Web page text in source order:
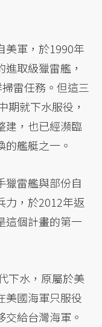
美軍，於1990年
取級獵雷艦，
雷任務。但這三
期就下水服役，
建，也已經瀕臨
艦艇之一。
獵雷艦與部份自
力，於2012年返
這個計畫的第一
下水，原屬於美
美國海軍只服役
給台灣海軍。